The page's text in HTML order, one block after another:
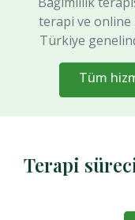
terapi ve
Türkiye
Tüm
Terapi